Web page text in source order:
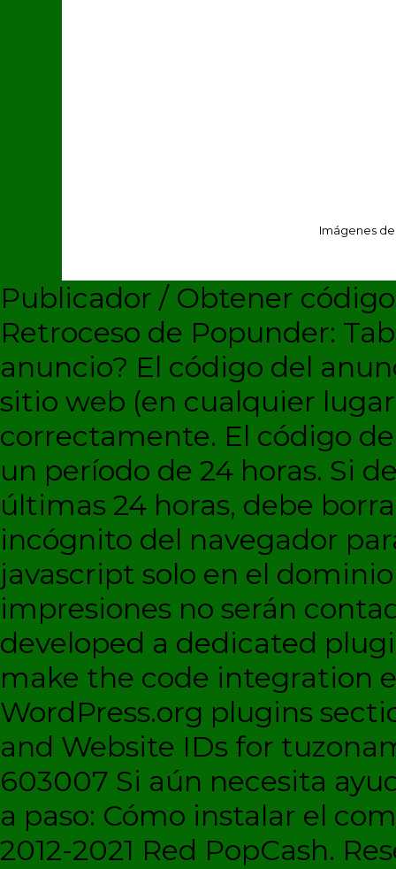
Imágenes
Publicador / Obtener
Retroceso de Popunder:
anuncio? El código del
sitio web (en cualquier
correctamente. El código
un período de 24 horas. Si
últimas 24 horas, debe
incógnito del navegador
javascript solo en el
impresiones no serán
developed a dedicated
make the code integration
WordPress.org plugins
and Website IDs for
603007 Si aún necesita
a paso: Cómo instalar el
2012-2021 Red PopCash.